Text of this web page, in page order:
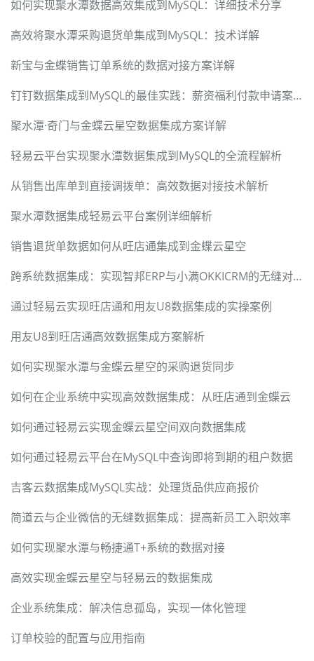
如何实现聚水潭数据高效集成到MySQL：详细技术分享
高效将聚水潭采购退货单集成到MySQL：技术详解
新宝与金蝶销售订单系统的数据对接方案详解
钉钉数据集成到MySQL的最佳实践：薪资福利付款申请案例详解
聚水潭·奇门与金蝶云星空数据集成方案详解
轻易云平台实现聚水潭数据集成到MySQL的全流程解析
从销售出库单到直接调拨单：高效数据对接技术解析
聚水潭数据集成轻易云平台案例详细解析
销售退货单数据如何从旺店通集成到金蝶云星空
跨系统数据集成：实现智邦ERP与小满OKKICRM的无缝对接
通过轻易云实现旺店通和用友U8数据集成的实操案例
用友U8到旺店通高效数据集成方案解析
如何实现聚水潭与金蝶云星空的采购退货同步
如何在企业系统中实现高效数据集成：从旺店通到金蝶云
如何通过轻易云实现金蝶云星空间双向数据集成
如何通过轻易云平台在MySQL中查询即将到期的租户数据
吉客云数据集成MySQL实战：处理货品供应商报价
简道云与企业微信的无缝数据集成：提高新员工入职效率
如何实现聚水潭与畅捷通T+系统的数据对接
高效实现金蝶云星空与轻易云的数据集成
企业系统集成：解决信息孤岛，实现一体化管理
订单校验的配置与应用指南